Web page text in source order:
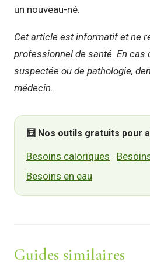
un nouveau-né.
Cet article est informatif et ne
professionnel de santé. En cas
suspectée ou de pathologie,
médecin.
🧮 Nos outils gratuits pour
Besoins caloriques ·
Besoins en eau
Guides similaires